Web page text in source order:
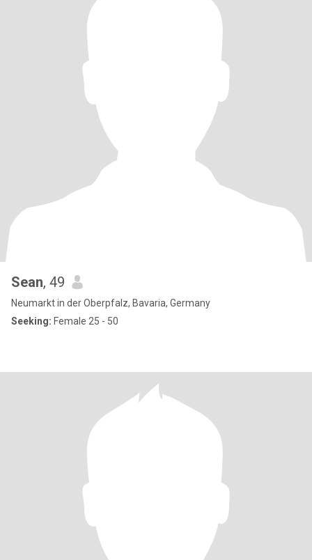
Sean, 49
Neumarkt in der Oberpfalz, Bavaria, Germany
Seeking: Female 25 - 50